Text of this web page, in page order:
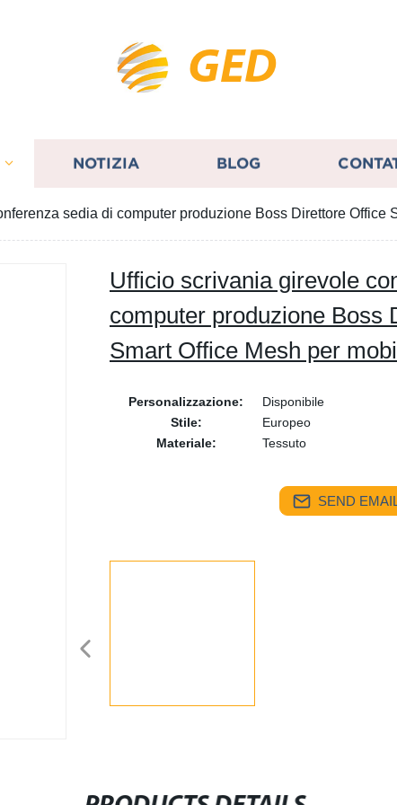
GED
NOTIZIA BLOG
sedia di computer produzione Boss Direttore Office
Ufficio scrivania girevole
computer produzione Boss
Smart Office Mesh per
Personalizzazione:
Disponibile
Stile:
Europeo
Materiale:
Tessuto
SEND